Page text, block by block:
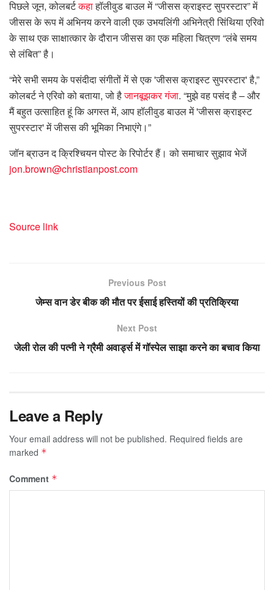
पिछले जून, कोलबर्टकहाहॉलीवुड बाउल में “जीसस क्राइस्ट सुपरस्टार” में
जीसस के रूप में अभिनय करने वाली एक उभयलिंगी अभिनेत्री सिंथिया एरिवो
के साथ एक साक्षात्कार के दौरान जीसस का एक महिला चित्रण “लंबे समय
से लंबित” है।
“मेरे सभी समय के पसंदीदा संगीतों में से एक 'जीसस क्राइस्ट सुपरस्टार' है,”
कोलबर्ट ने एरिवो को बताया, जो हैजानबूझकर गंजा. “मुझे वह पसंद है – और
मैं बहुत उत्साहित हूं कि अगस्त में, आप हॉलीवुड बाउल में 'जीसस क्राइस्ट
सुपरस्टार' में जीसस की भूमिका निभाएंगे।”
जॉन ब्राउन द क्रिश्चियन पोस्ट के रिपोर्टर हैं। को समाचार सुझाव भेजें
jon.brown@christianpost.com
Source link
Previous Post
जेम्स वान डेर बीक की मौत पर ईसाई हस्तियों की प्रतिक्रिया
Next Post
जेली रोल की पत्नी ने ग्रैमी अवार्ड्स में गॉस्पेल साझा करने का बचाव किया
Leave a Reply
Your email address will not be published. Required fields are
marked *
Comment *